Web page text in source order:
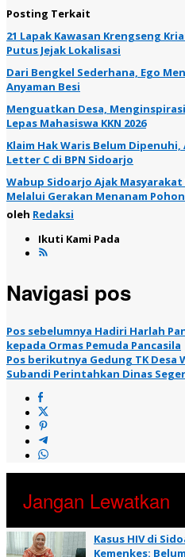
Posting Terkait
21 Lapak Kawasan Krengseng
Putus Jejak Lokalisasi
Dari Bengkel Sederhana, Ego
Anyaman Besi
Menguatkan Desa,
Lepas Mahasiswa KKN 2026
Klaim Hak Waris Belum
Letter C di BPN Sidoarjo
Wabup Sidoarjo Ajak
Melalui Gerakan Menanam
oleh Redaksi
Ikuti Kami Pada
Navigasi pos
Pos sebelumnya Hadiri Harlah
kepada Ormas Pemuda Pancasila
Pos berikutnya Gedung TK
Subandi Perintahkan Dinas
Jangan Lewatkan
Kasus HIV di
Kemenkes: